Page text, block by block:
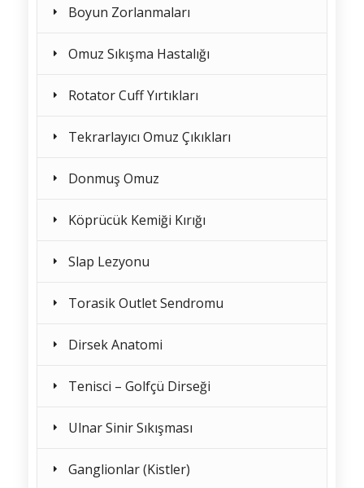
Boyun Zorlanmaları
Omuz Sıkışma Hastalığı
Rotator Cuff Yırtıkları
Tekrarlayıcı Omuz Çıkıkları
Donmuş Omuz
Köprücük Kemiği Kırığı
Slap Lezyonu
Torasik Outlet Sendromu
Dirsek Anatomi
Tenisci – Golfçü Dirseği
Ulnar Sinir Sıkışması
Ganglionlar (Kistler)